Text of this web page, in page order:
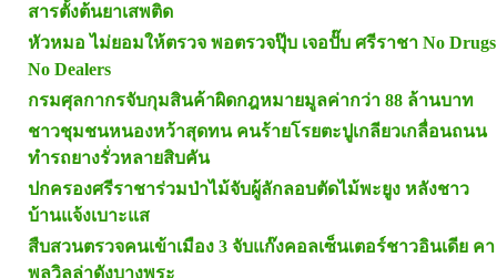
สารตั้งต้นยาเสพติด
หัวหมอ ไม่ยอมให้ตรวจ พอตรวจปุ๊บ เจอปั๊บ ศรีราชา No Drugs
No Dealers
กรมศุลกากรจับกุมสินค้าผิดกฎหมายมูลค่ากว่า 88 ล้านบาท
ชาวชุมชนหนองหว้าสุดทน คนร้ายโรยตะปูเกลียวเกลื่อนถนน
ทำรถยางรั่วหลายสิบคัน
ปกครองศรีราชาร่วมป่าไม้จับผู้ลักลอบตัดไม้พะยูง หลังชาว
บ้านแจ้งเบาะแส
สืบสวนตรวจคนเข้าเมือง 3 จับแก๊งคอลเซ็นเตอร์ชาวอินเดีย คา
พูลวิลล่าดังบางพระ